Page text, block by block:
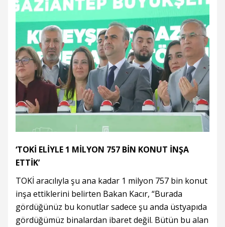
‘TOKİ ELİYLE 1 MİLYON 757 BİN KONUT İNŞA
ETTİK’
TOKİ aracılıyla şu ana kadar 1 milyon 757 bin konut
inşa ettiklerini belirten Bakan Kacır, “Burada
gördüğünüz bu konutlar sadece şu anda üstyapıda
gördüğümüz binalardan ibaret değil. Bütün bu alan